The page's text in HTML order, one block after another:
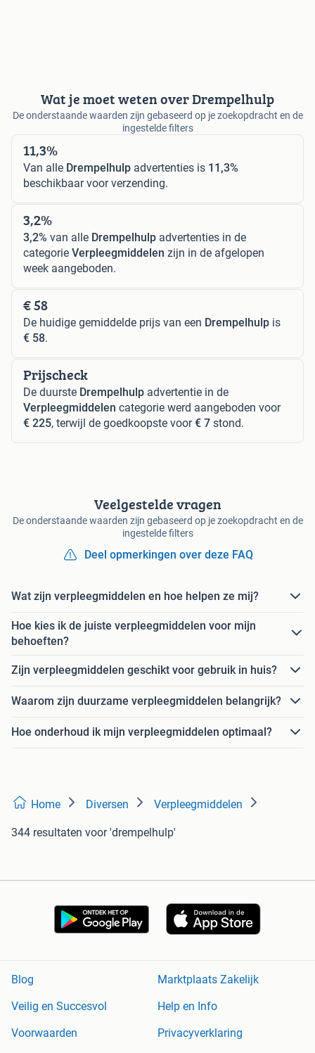
Wat je moet weten over Drempelhulp
De onderstaande waarden zijn gebaseerd op je zoekopdracht en de
ingestelde filters
11,3%
Van alle Drempelhulp advertenties is 11,3%
beschikbaar voor verzending.
3,2%
3,2% van alle Drempelhulp advertenties in de
categorie Verpleegmiddelen zijn in de afgelopen
week aangeboden.
€ 58
De huidige gemiddelde prijs van een Drempelhulp is
€ 58.
Prijscheck
De duurste Drempelhulp advertentie in de
Verpleegmiddelen categorie werd aangeboden voor
€ 225, terwijl de goedkoopste voor€ 7 stond.
Veelgestelde vragen
De onderstaande waarden zijn gebaseerd op je zoekopdracht en de
ingestelde filters
Deel opmerkingen over deze FAQ
Wat zijn verpleegmiddelen en hoe helpen ze mij?
Hoe kies ik de juiste verpleegmiddelen voor mijn
behoeften?
Zijn verpleegmiddelen geschikt voor gebruik in huis?
Waarom zijn duurzame verpleegmiddelen belangrijk?
Hoe onderhoud ik mijn verpleegmiddelen optimaal?
Home Diversen Verpleegmiddelen
344 resultaten voor 'drempelhulp'
Blog
Marktplaats Zakelijk
Veilig en Succesvol
Help en Info
Voorwaarden
Privacyverklaring